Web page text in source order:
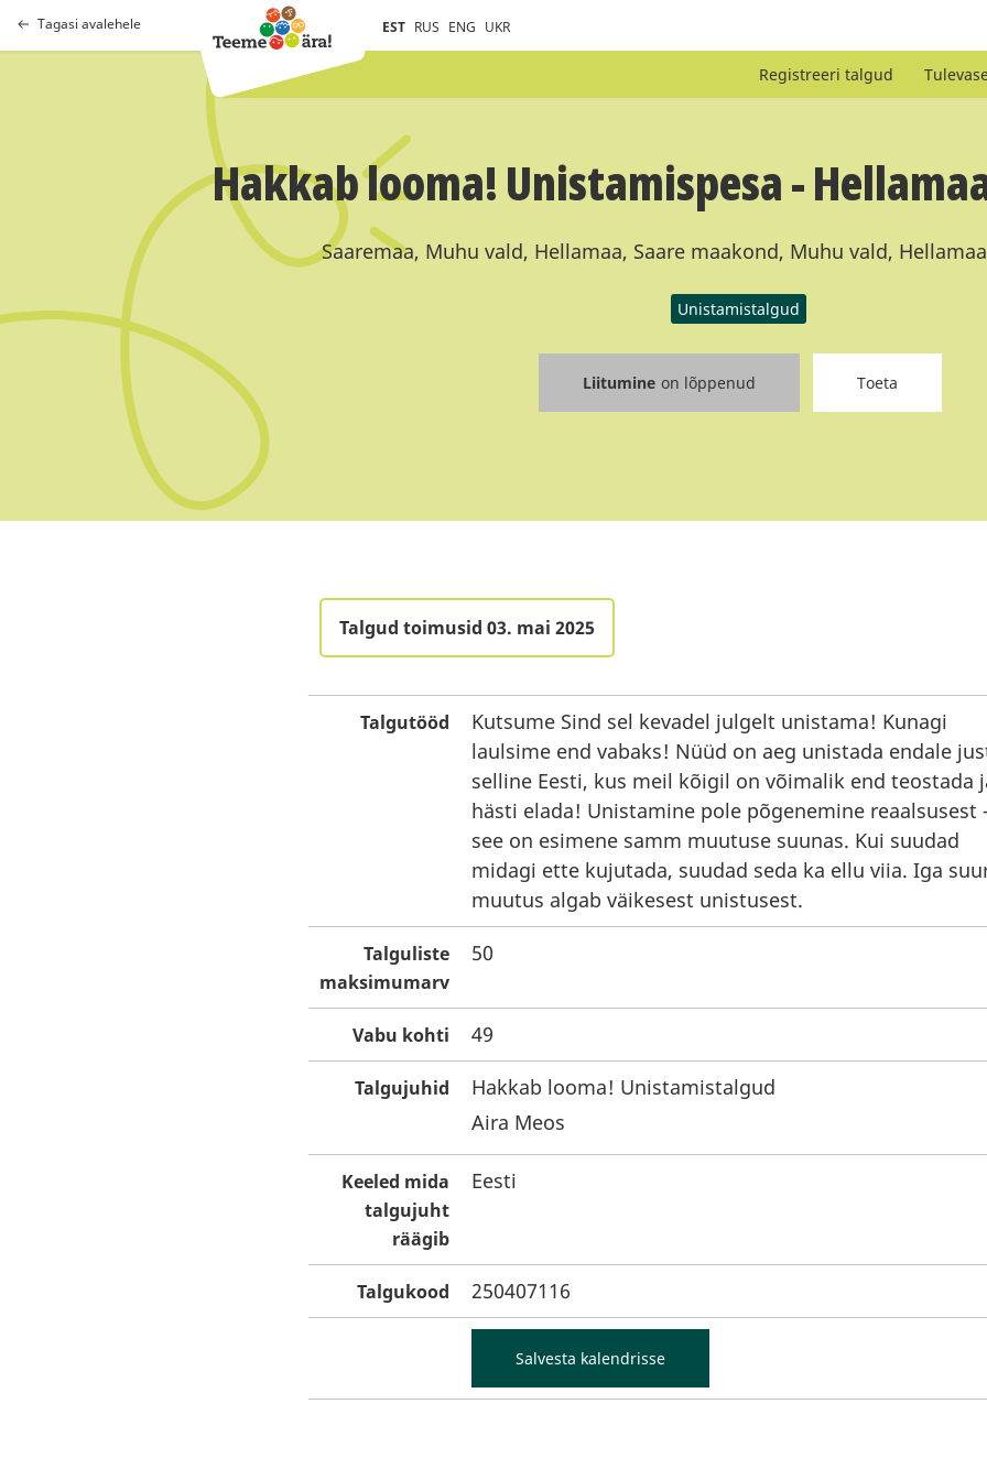
Tagasi avalehele EST RUS ENG UKR
Registreeri talgud
Hakkab looma! Unistamispesa -
Saaremaa, Muhu vald, Hellamaa, Saare maakond, Muhu vald,
Unistamistalgud
Liitumine on lõppenud Toeta
Talgud toimusid 03. mai 2025
Talgutööd
Kutsume Sind sel kevadel julgelt unistama! Kunagi
laulsime end vabaks! Nüüd on aeg unistada endale
selline Eesti, kus meil kõigil on võimalik end teostada
hästi elada! Unistamine pole põgenemine reaalsusest
see on esimene samm muutuse suunas. Kui suudad
midagi ette kujutada, suudad seda ka ellu viia. Iga
muutus algab väikesest unistusest.
Talguliste
maksimumarv
50
Vabu kohti 49
Talgujuhid
Hakkab looma! Unistamistalgud
Aira Meos
Keeled mida
talgujuht
räägib
Eesti
Talgukood 250407116
Salvesta kalendrisse